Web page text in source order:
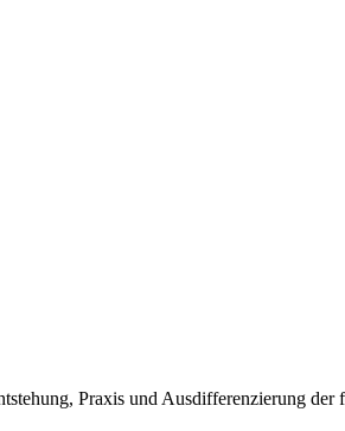
Praxis und Ausdifferenzierung der